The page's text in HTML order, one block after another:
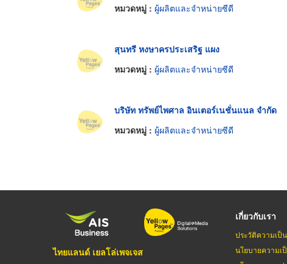
หมวดหมู่ : ผู้ผลิตและจำหน่ายซีดี
สุนทรี หงษาครประเสริฐ แผง
หมวดหมู่ : ผู้ผลิตและจำหน่ายซีดี
บริษัท ทรัพย์ไพศาล อินเตอร์เนชั่นแนล จำกัด
หมวดหมู่ : ผู้ผลิตและจำหน่ายซีดี
ไทยแลนด์ เยลโล่เพจเจส
เกี่ยวกับเรา
ประวัติความเป็
นโยบายความเ